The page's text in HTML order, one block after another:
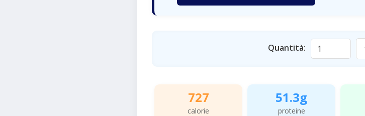
Quantità:
727
calorie
51.3g
proteine